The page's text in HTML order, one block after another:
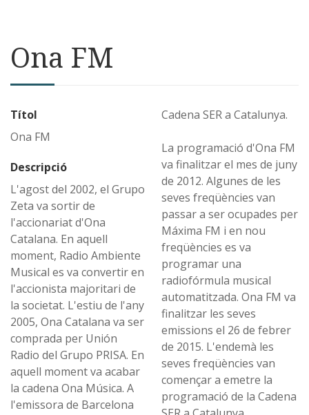
Ona FM
Títol
Ona FM
Descripció
L'agost del 2002, el Grupo
Zeta va sortir de
l'accionariat d'Ona
Catalana. En aquell
moment, Radio Ambiente
Musical es va convertir en
l'accionista majoritari de
la societat. L'estiu de l'any
2005, Ona Catalana va ser
comprada per Unión
Radio del Grupo PRISA. En
aquell moment va acabar
la cadena Ona Música. A
l'emissora de Barcelona
Cadena SER a Catalunya.
La programació d'Ona FM
va finalitzar el mes de juny
de 2012. Algunes de les
seves freqüències van
passar a ser ocupades per
Máxima FM i en nou
freqüències es va
programar una
radiofórmula musical
automatitzada. Ona FM va
finalitzar les seves
emissions el 26 de febrer
de 2015. L'endemà les
seves freqüències van
començar a emetre la
programació de la Cadena